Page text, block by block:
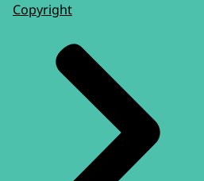
Copyright